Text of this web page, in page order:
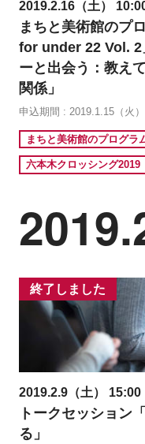
2019.2.16（土）
まちと美術館のプ
for under 22 Vol.
ーと出会う：教え
関係」
申込期間 : 2019.1.15（火）
まちと美術館のプログラ
六本木クロッシング2019
終了しました
2019.2.9（土） 15:00
トークセッション
る」